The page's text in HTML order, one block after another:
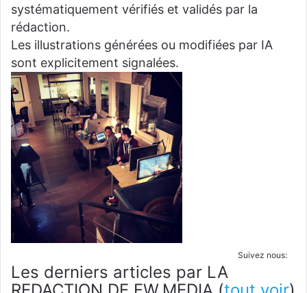
systématiquement vérifiés et validés par la
rédaction.
Les illustrations générées ou modifiées par IA
sont explicitement signalées.
Suivez nous:
Les derniers articles par LA